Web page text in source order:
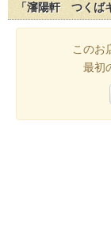
「瀋陽軒 つくば
このお
最初